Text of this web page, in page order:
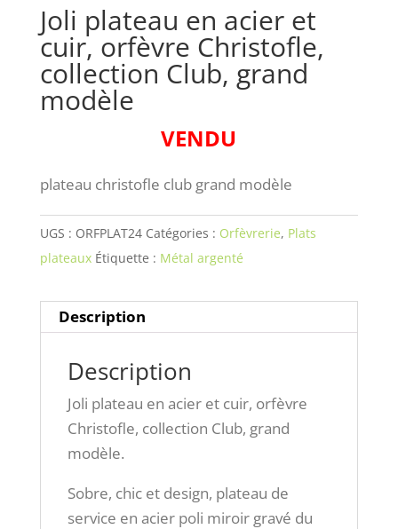
Joli plateau en acier et
cuir, orfèvre Christofle,
collection Club, grand
modèle
VENDU
plateau christofle club grand modèle
UGS : ORFPLAT24 Catégories : Orfèvrerie, Plats
plateaux Étiquette : Métal argenté
Description
Description
Joli plateau en acier et cuir, orfèvre
Christofle, collection Club, grand
modèle.
Sobre, chic et design, plateau de
service en acier poli miroir gravé du